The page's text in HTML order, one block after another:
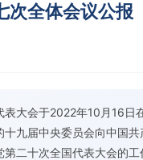
次全体会议公报
大会于2022年10月16日
九届中央委员会向中国
二十次全国代表大会的工